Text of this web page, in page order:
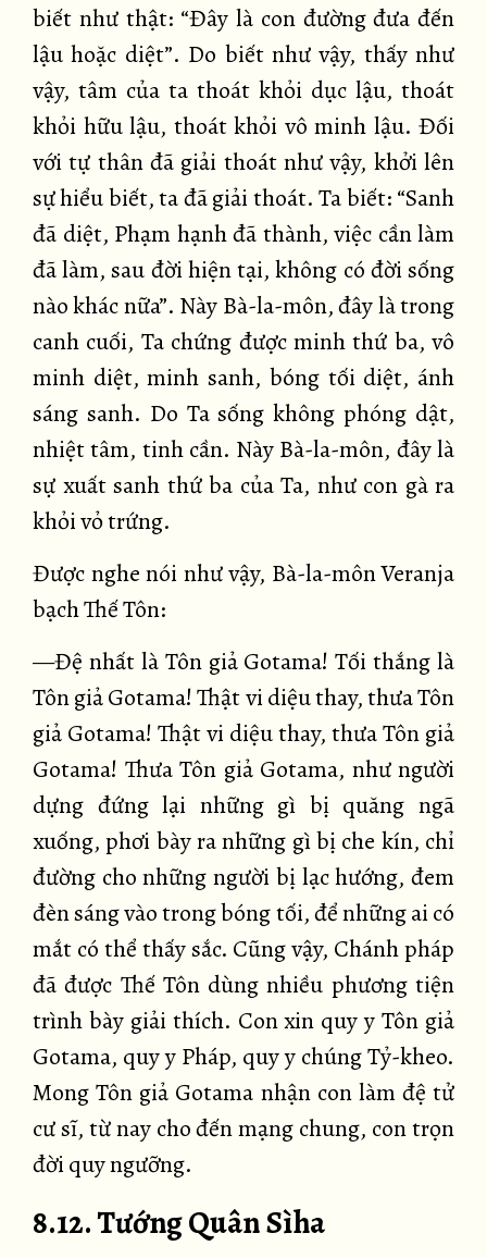
biết như thật: “Đây là con đường đưa đến
lậu hoặc diệt”. Do biết như vậy, thấy như
vậy, tâm của ta thoát khỏi dục lậu, thoát
khỏi hữu lậu, thoát khỏi vô minh lậu. Đối
với tự thân đã giải thoát như vậy, khởi lên
sự hiểu biết, ta đã giải thoát. Ta biết: “Sanh
đã diệt, Phạm hạnh đã thành, việc cần làm
đã làm, sau đời hiện tại, không có đời sống
nào khác nữa”. Này Bà-la-môn, đây là trong
canh cuối, Ta chứng được minh thứ ba, vô
minh diệt, minh sanh, bóng tối diệt, ánh
sáng sanh. Do Ta sống không phóng dật,
nhiệt tâm, tinh cần. Này Bà-la-môn, đây là
sự xuất sanh thứ ba của Ta, như con gà ra
khỏi vỏ trứng.
Được nghe nói như vậy, Bà-la-môn Veranja
bạch Thế Tôn:
—Đệ nhất là Tôn giả Gotama! Tối thắng là
Tôn giả Gotama! Thật vi diệu thay, thưa Tôn
giả Gotama! Thật vi diệu thay, thưa Tôn giả
Gotama! Thưa Tôn giả Gotama, như người
dựng đứng lại những gì bị quăng ngã
xuống, phơi bày ra những gì bị che kín, chỉ
đường cho những người bị lạc hướng, đem
đèn sáng vào trong bóng tối, để những ai có
mắt có thể thấy sắc. Cũng vậy, Chánh pháp
đã được Thế Tôn dùng nhiều phương tiện
trình bày giải thích. Con xin quy y Tôn giả
Gotama, quy y Pháp, quy y chúng Tỷ-kheo.
Mong Tôn giả Gotama nhận con làm đệ tử
cư sĩ, từ nay cho đến mạng chung, con trọn
đời quy ngưỡng.
8.12. Tướng Quân Sìha